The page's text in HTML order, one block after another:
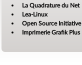
La Quadrature du Net
Lea-Linux
Open Source Initiative
Imprimerie Grafik Plus